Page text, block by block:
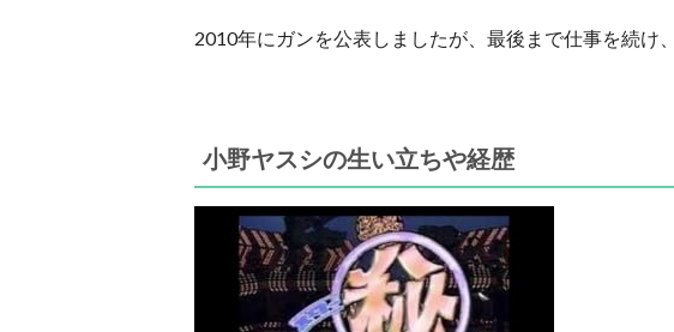
2010年にガンを公表しましたが、最後まで仕事を続け、
小野ヤスシの生い立ちや経歴